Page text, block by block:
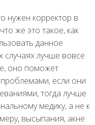
нужен корректор в
же это такое, как
данное
случаях лучше вовсе
оно поможет
если они
тогда лучше
медику, а не к
высыпания, акне